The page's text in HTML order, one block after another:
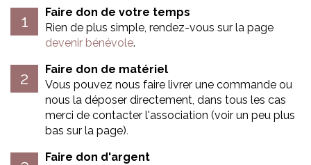
Faire don de votre temps
Rien de plus simple, rendez-vous sur la page
devenir bénévole.
Faire don de matériel
Vous pouvez nous faire livrer une commande ou
nous la déposer directement, dans tous les cas
merci de contacter l'association (voir un peu plus
bas sur la page).
Faire don d'argent